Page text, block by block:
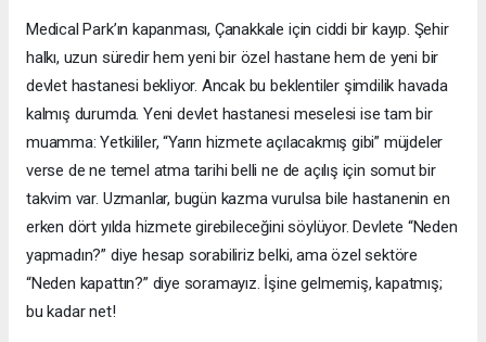
Medical Park’ın kapanması, Çanakkale için ciddi bir kayıp. Şehir
halkı, uzun süredir hem yeni bir özel hastane hem de yeni bir
devlet hastanesi bekliyor. Ancak bu beklentiler şimdilik havada
kalmış durumda. Yeni devlet hastanesi meselesi ise tam bir
muamma: Yetkililer, “Yarın hizmete açılacakmış gibi” müjdeler
verse de ne temel atma tarihi belli ne de açılış için somut bir
takvim var. Uzmanlar, bugün kazma vurulsa bile hastanenin en
erken dört yılda hizmete girebileceğini söylüyor. Devlete “Neden
yapmadın?” diye hesap sorabiliriz belki, ama özel sektöre
“Neden kapattın?” diye soramayız. İşine gelmemiş, kapatmış;
bu kadar net!